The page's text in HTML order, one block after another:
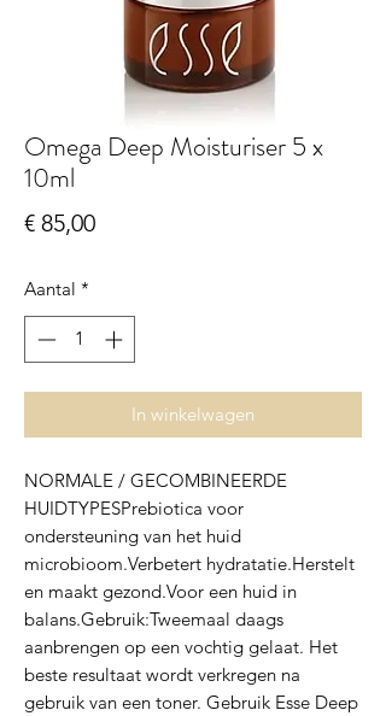
Omega Deep Moisturiser 5 x
10ml
€ 85,00Prijs
Aantal *
In winkelwagen
NORMALE / GECOMBINEERDE
HUIDTYPESPrebiotica voor
ondersteuning van het huid
microbioom.Verbetert hydratatie.Herstelt
en maakt gezond.Voor een huid in
balans.Gebruik:Tweemaal daags
aanbrengen op een vochtig gelaat. Het
beste resultaat wordt verkregen na
gebruik van een toner. Gebruik Esse Deep